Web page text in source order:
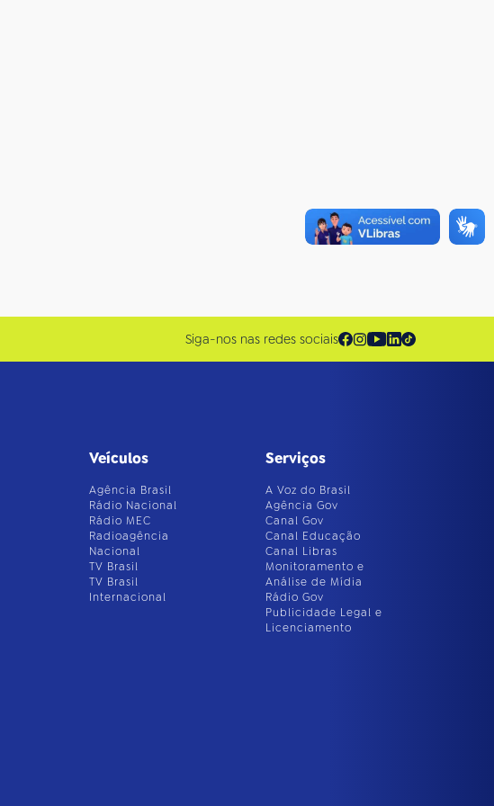
Siga-nos nas redes sociais
Veículos
Agência Brasil
Rádio Nacional
Rádio MEC
Radioagência
Nacional
TV Brasil
TV Brasil
Internacional
Serviços
A Voz do Brasil
Agência Gov
Canal Gov
Canal Educação
Canal Libras
Monitoramento e
Análise de Mídia
Rádio Gov
Publicidade Legal e
Licenciamento